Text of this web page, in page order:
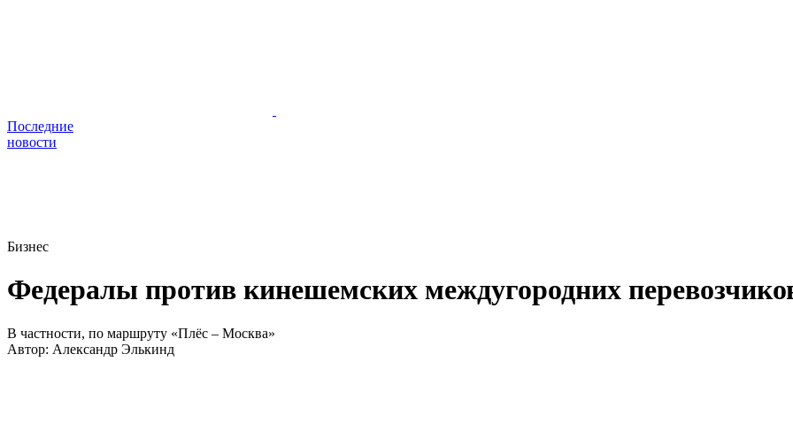
Последние
новости
Бизнес
Федералы против кинешемских междугородних
В частности, по маршруту «Плёс – Москва»
Автор: Александр Элькинд